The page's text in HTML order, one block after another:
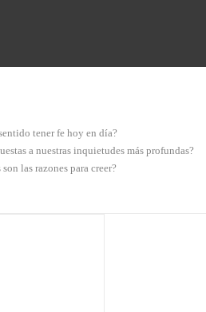
tener fe hoy en día?
a nuestras inquietudes más profundas?
son las razones para creer?